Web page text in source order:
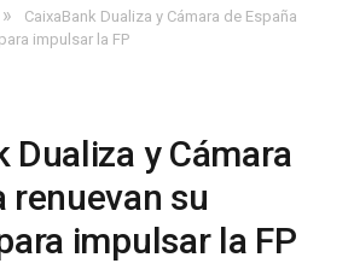
»
CaixaBank Dualiza y Cámara de España
impulsar la FP
Dualiza y Cámara
renuevan su
impulsar la FP